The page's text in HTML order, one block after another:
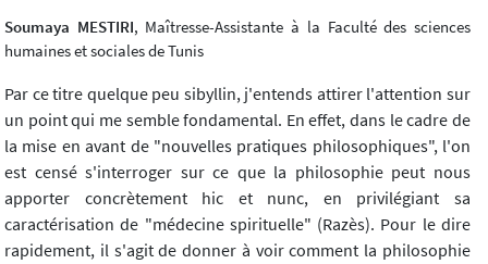
Soumaya MESTIRI, Maîtresse-Assistante à la Faculté des sciences
humaines et sociales de Tunis
Par ce titre quelque peu sibyllin, j'entends attirer l'attention sur
un point qui me semble fondamental. En effet, dans le cadre de
la mise en avant de "nouvelles pratiques philosophiques", l'on
est censé s'interroger sur ce que la philosophie peut nous
apporter concrètement hic et nunc, en privilégiant sa
caractérisation de "médecine spirituelle" (Razès). Pour le dire
rapidement, il s'agit de donner à voir comment la philosophie